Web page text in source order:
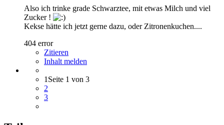
Also ich trinke grade Schwarztee, mit etwas Milch und viel
Zucker !
Kekse hätte ich jetzt gerne dazu, oder Zitronenkuchen....
404 error
Zitieren
Inhalt melden
1 Seite 1 von 3
2
3